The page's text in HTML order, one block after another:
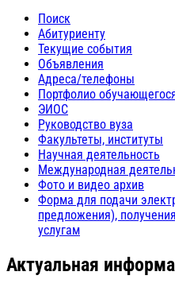
Поиск
Абитуриенту
Текущие события
Объявления
Адреса/телефоны
Портфолио
ЭИОС
Руководство вуза
Факультеты, институты
Научная деятельность
Международная
Фото и видео архив
Форма для подачи
предложения),
услугам
Актуальная